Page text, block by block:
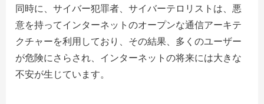
同時に、サイバー犯罪者、サイバーテロリストは、悪
意を持ってインターネットのオープンな通信アーキテ
クチャーを利用しており、その結果、多くのユーザー
が危険にさらされ、インターネットの将来には大きな
不安が生じています。